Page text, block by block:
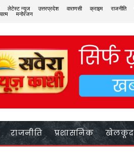
लेटेस्ट न्यूज उत्तरप्रदेश वाराणसी क्राइम राजनीति
मनोरंजन
राजनीति प्रशासनिक खेलकूद